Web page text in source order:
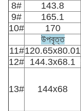
8#
143.8
9#
165.1
10#
170
উপবৃত্ত
11#120.65x80.01
12# 144.3x68.1
13# 144x68